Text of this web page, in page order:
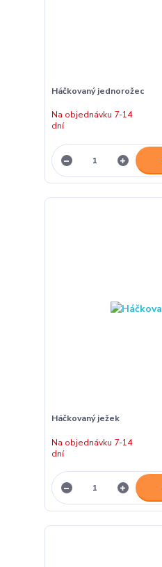
Háčkovaný jednorožec
Na objednávku 7-14
dní
Háčkovaný ježek
Na objednávku 7-14
dní